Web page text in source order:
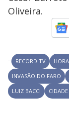
Oliveira.
RECORD TV
INVASÃO DO FARO
LUIZ BACCI